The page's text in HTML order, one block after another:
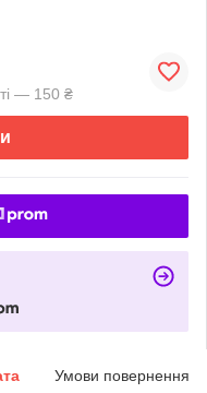
— 150 ₴
Умови повернення